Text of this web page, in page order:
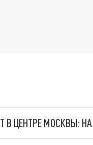
В ЦЕНТРЕ МОСКВЫ: